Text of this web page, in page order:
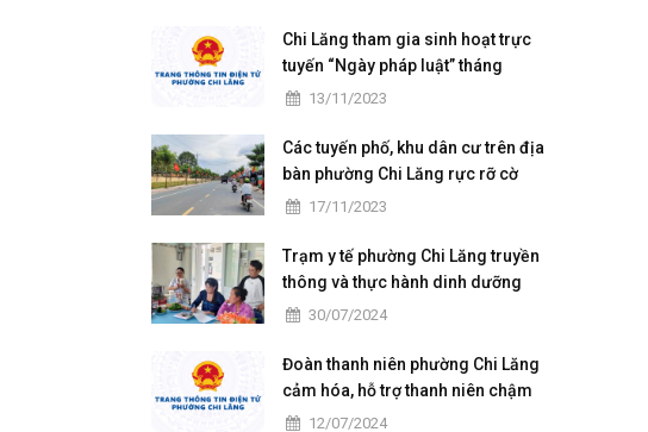
Chi Lăng tham gia sinh hoạt trực
tuyến “Ngày pháp luật” tháng
11/2023
13/11/2023
Các tuyến phố, khu dân cư trên địa
bàn phường Chi Lăng rực rỡ cờ
hoa ngày hội Đại đoàn kết toàn
17/11/2023
Trạm y tế phường Chi Lăng truyền
thông và thực hành dinh dưỡng
cho các bà mẹ có con nhỏ trên
30/07/2024
Đoàn thanh niên phường Chi Lăng
cảm hóa, hỗ trợ thanh niên chậm
tiến12/07/2024